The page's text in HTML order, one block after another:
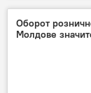
заседание
ЕАЭС: первый
Оборот
Молдове